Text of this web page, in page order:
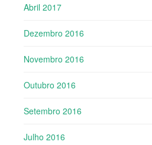
Abril 2017
Dezembro 2016
Novembro 2016
Outubro 2016
Setembro 2016
Julho 2016